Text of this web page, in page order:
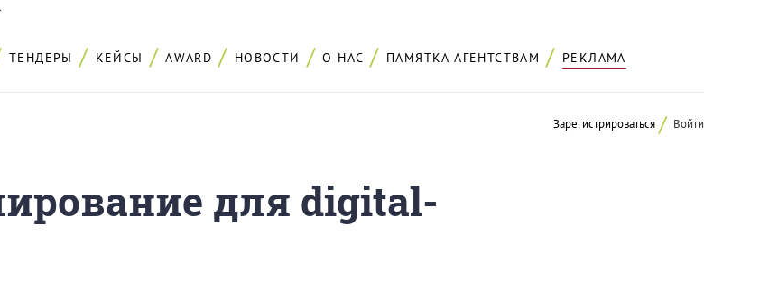
ТЕНДЕРЫ КЕЙСЫ AWARD НОВОСТИ О НАС ПАМЯТКА АГЕНТСТВАМ РЕКЛАМА
Зарегистрироваться Войти
для digital-